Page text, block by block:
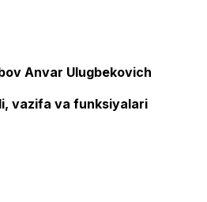
Anvar Ulugbekovich
vazifa va funksiyalari